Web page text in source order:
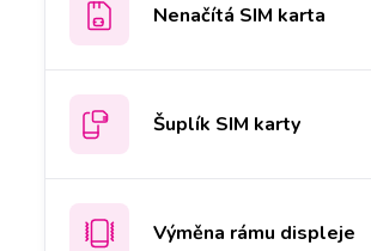
Nenačítá SIM karta
Šuplík SIM karty
Výměna rámu displeje